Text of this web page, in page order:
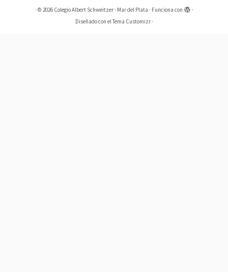
· © 2026 Colegio Albert Schweitzer - Mar del Plata · Funciona con
·
Diseñado con elTema Customizr·